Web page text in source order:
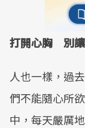
打開心胸 別讓
人也一樣，過
們不能隨心所
中，每天嚴厲